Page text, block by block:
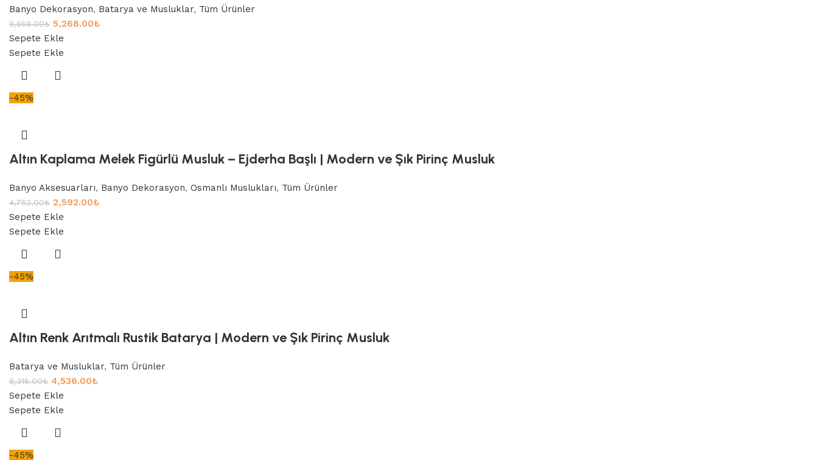
Banyo Dekorasyon, Batarya ve Musluklar, Tüm Ürünler
9,658.00₺ 5,268.00₺
Sepete Ekle
Sepete Ekle
-45%
Altın Kaplama Melek Figürlü Musluk – Ejderha Başlı | Modern ve Şık Pirinç Musluk
Banyo Aksesuarları, Banyo Dekorasyon, Osmanlı Muslukları, Tüm Ürünler
4,752.00₺ 2,592.00₺
Sepete Ekle
Sepete Ekle
-45%
Altın Renk Arıtmalı Rustik Batarya | Modern ve Şık Pirinç Musluk
Batarya ve Musluklar, Tüm Ürünler
8,316.00₺ 4,536.00₺
Sepete Ekle
Sepete Ekle
-45%